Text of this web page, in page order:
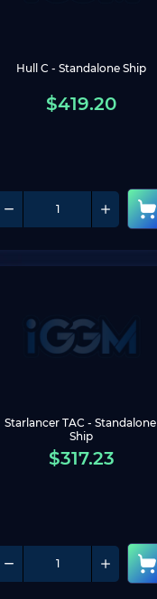
Hull C - Standalone Ship
$419.20
Starlancer TAC - Standalone
Ship
$317.23